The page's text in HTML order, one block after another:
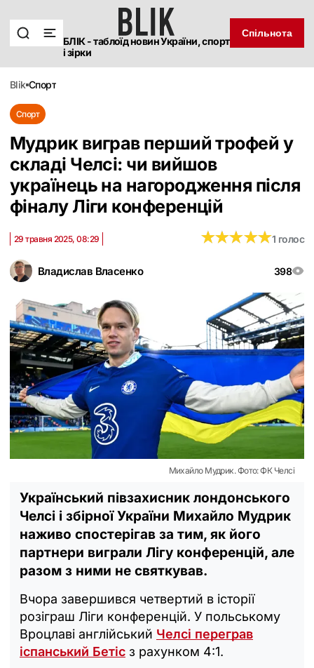
БЛІК - таблоїд новин України, спорт
і зірки
Спільнота
blik спорт
Спорт
Мудрик виграв перший трофей у
складі Челсі: чи вийшов
українець на нагородження після
фіналу Ліги конференцій
Владислав Власенко 398
29 травня 2025, 08:29 ★★★★★
★★★★★1 голос
Михайло Мудрик. Фото: ФК Челсі
Український півзахисник лондонського
Челсі і збірної України Михайло Мудрик
наживо спостерігав за тим, як його
партнери виграли Лігу конференцій, але
разом з ними не святкував.
Вчора завершився четвертий в історії
розіграш Ліги конференцій. У польському
Вроцлаві англійський Челсі переграв
іспанський Бетіс з рахунком 4:1.